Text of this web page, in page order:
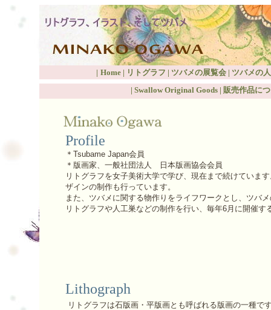
| Home| リトグラフ | ツバメの展覧会 | ツバメの
| Swallow Original Goods | 販売作品に
Profile
＊Tsubame Japan会員
＊ 版画家、一般社団法人 日本版画協会会員
リトグラフを女子美術大学で学び、現在まで続けていま
ザインの制作も行っています。
また、ツバメに関する物作りをライフワークとし、ツバ
リトグラフや人工巣などの制作を行い、毎年6月に開催
Lithograph
リトグラフは石版画・平版画とも呼ばれる版画の一種で